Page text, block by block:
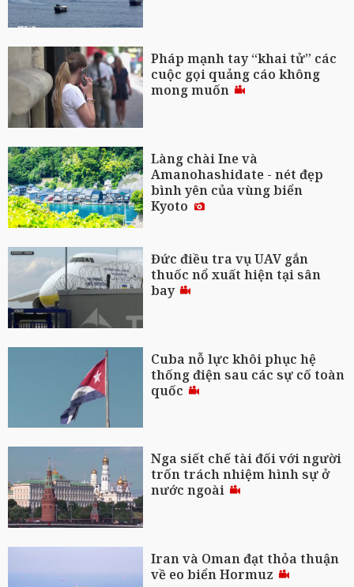
Pháp mạnh tay “khai tử” các
cuộc gọi quảng cáo không
mong muốn
Làng chài Ine và
Amanohashidate - nét đẹp
bình yên của vùng biển
Kyoto
Đức điều tra vụ UAV gắn
thuốc nổ xuất hiện tại sân
bay
Cuba nỗ lực khôi phục hệ
thống điện sau các sự cố toàn
quốc
Nga siết chế tài đối với người
trốn trách nhiệm hình sự ở
nước ngoài
Iran và Oman đạt thỏa thuận
về eo biển Hormuz